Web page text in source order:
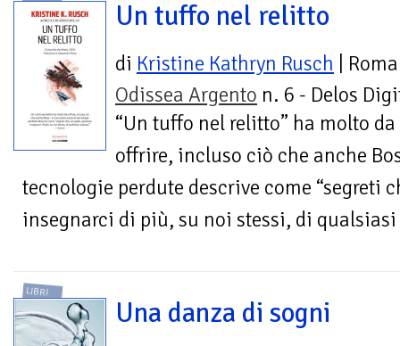
Un tuffo nel relitto
di Kristine Kathryn Rusch |
Odissea Argento n. 6 - Delos
“Un tuffo nel relitto” ha molto da
offrire, incluso ciò che anche
tecnologie perdute descrive come “segreti
insegnarci di più, su noi stessi, di
LIBRI
Una danza di sogni